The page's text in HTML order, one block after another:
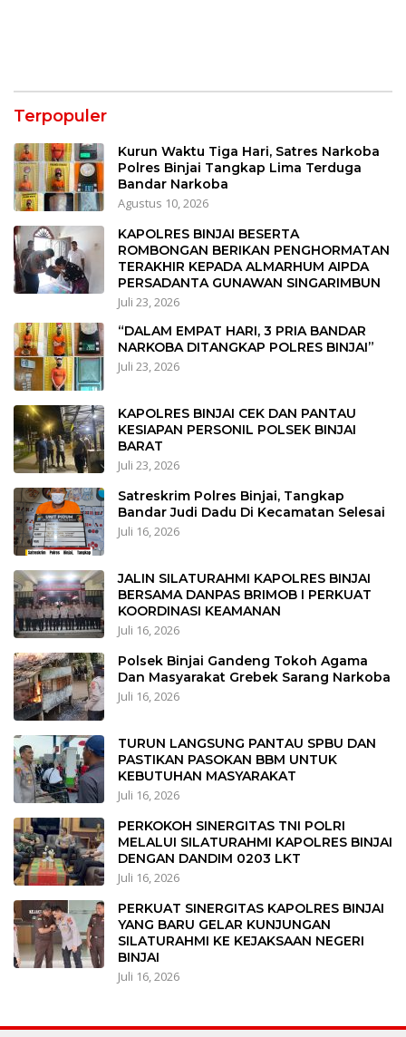
Terpopuler
Kurun Waktu Tiga Hari, Satres Narkoba
Polres Binjai Tangkap Lima Terduga
Bandar Narkoba
Agustus 10, 2026
KAPOLRES BINJAI BESERTA
ROMBONGAN BERIKAN PENGHORMATAN
TERAKHIR KEPADA ALMARHUM AIPDA
PERSADANTA GUNAWAN SINGARIMBUN
Juli 23, 2026
“DALAM EMPAT HARI, 3 PRIA BANDAR
NARKOBA DITANGKAP POLRES BINJAI”
Juli 23, 2026
KAPOLRES BINJAI CEK DAN PANTAU
KESIAPAN PERSONIL POLSEK BINJAI
BARAT
Juli 23, 2026
Satreskrim Polres Binjai, Tangkap
Bandar Judi Dadu Di Kecamatan Selesai
Juli 16, 2026
JALIN SILATURAHMI KAPOLRES BINJAI
BERSAMA DANPAS BRIMOB I PERKUAT
KOORDINASI KEAMANAN
Juli 16, 2026
Polsek Binjai Gandeng Tokoh Agama
Dan Masyarakat Grebek Sarang Narkoba
Juli 16, 2026
TURUN LANGSUNG PANTAU SPBU DAN
PASTIKAN PASOKAN BBM UNTUK
KEBUTUHAN MASYARAKAT
Juli 16, 2026
PERKOKOH SINERGITAS TNI POLRI
MELALUI SILATURAHMI KAPOLRES BINJAI
DENGAN DANDIM 0203 LKT
Juli 16, 2026
PERKUAT SINERGITAS KAPOLRES BINJAI
YANG BARU GELAR KUNJUNGAN
SILATURAHMI KE KEJAKSAAN NEGERI
BINJAI
Juli 16, 2026